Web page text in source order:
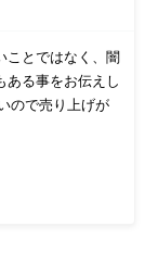
ことではなく、闇
ある事をお伝えし
ので売り上げが